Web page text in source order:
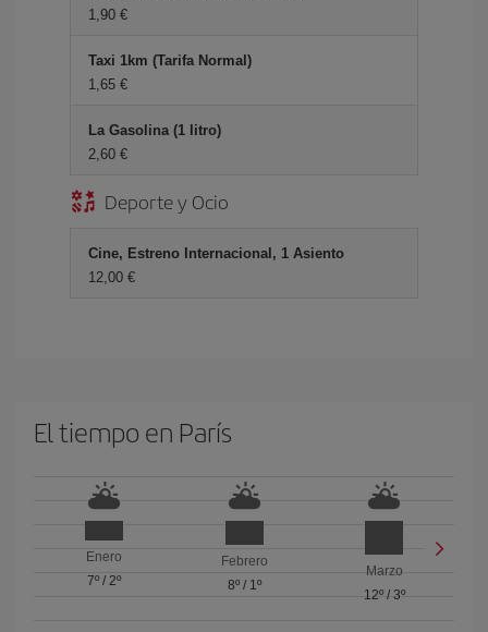
1,90 €
Taxi 1km (Tarifa Normal)
1,65 €
La Gasolina (1 litro)
2,60 €
Deporte y Ocio
Cine, Estreno Internacional, 1 Asiento
12,00 €
El tiempo en París
Enero
7º/ 2º
Febrero
8º/ 1º
Marzo
12º/ 3º